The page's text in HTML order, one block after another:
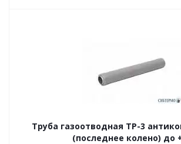
Труба газоотводная ТР-3
(последнее колено) до